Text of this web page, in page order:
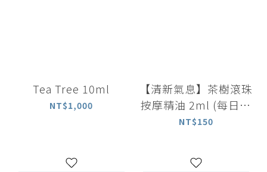
Tea Tree 10ml
NT$1,000
【清新氣息】茶樹滾珠
按摩精油 2ml (每日舒
活系列)
NT$150